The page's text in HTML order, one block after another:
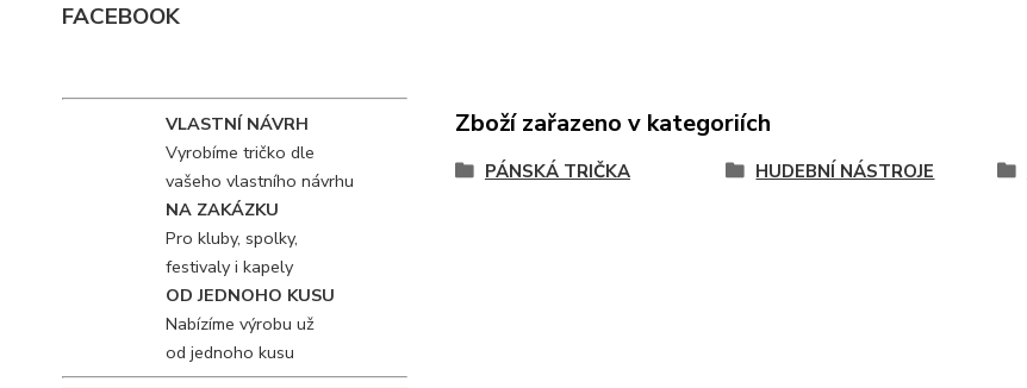
FACEBOOK
VLASTNÍ NÁVRH
Vyrobíme tričko dle
vašeho vlastního návrhu
NA ZAKÁZKU
Pro kluby, spolky,
festivaly i kapely
OD JEDNOHO KUSU
Nabízíme výrobu už
od jednoho kusu
Zboží zařazeno v kategoriích
PÁNSKÁ TRIČKA HUDEBNÍ NÁSTROJE